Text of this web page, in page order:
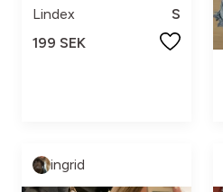
Lindex
S
199 SEK
ingrid